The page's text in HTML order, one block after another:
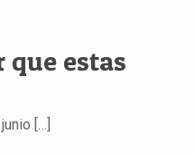
que estas
[…]